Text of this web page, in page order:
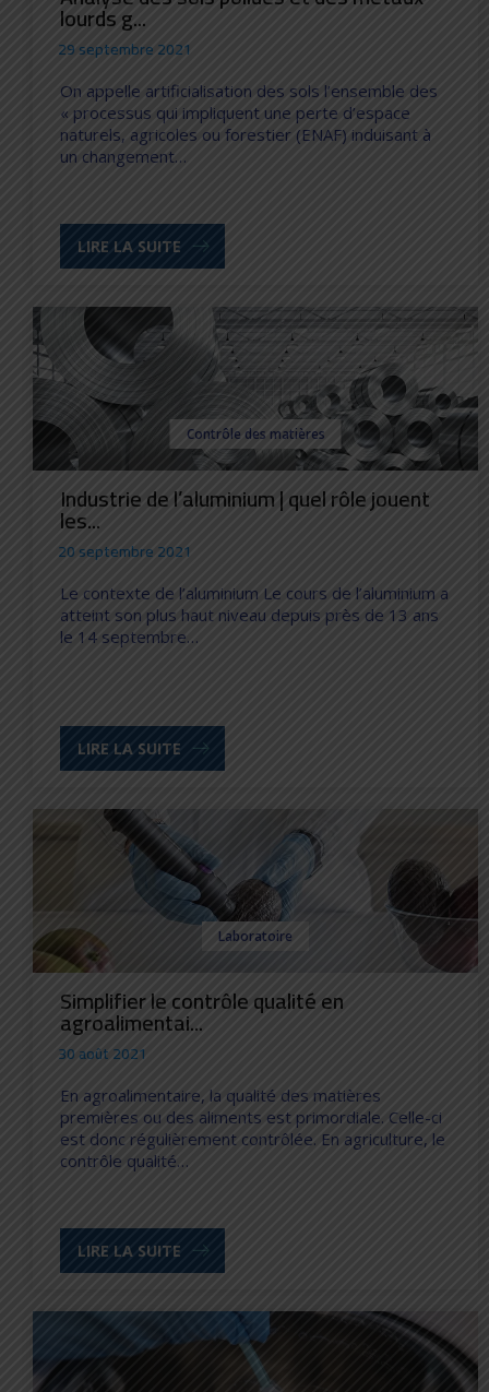
lourds g...
29 septembre 2021
On appelle artificialisation des sols l’ensemble des
« processus qui impliquent une perte d’espace
naturels, agricoles ou forestier (ENAF) induisant à
un changement…
LIRE LA SUITE
Contrôle des matières
Industrie de l’aluminium | quel rôle jouent
les...
20 septembre 2021
Le contexte de l’aluminium Le cours de l’aluminium a
atteint son plus haut niveau depuis près de 13 ans
le 14 septembre…
LIRE LA SUITE
Laboratoire
Simplifier le contrôle qualité en
agroalimentai...
30 août 2021
En agroalimentaire, la qualité des matières
premières ou des aliments est primordiale. Celle-ci
est donc régulièrement contrôlée. En agriculture, le
contrôle qualité…
LIRE LA SUITE